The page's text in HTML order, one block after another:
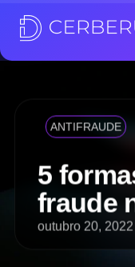
ANTIFRAUDE
5
fraude
outubro 20, 2022